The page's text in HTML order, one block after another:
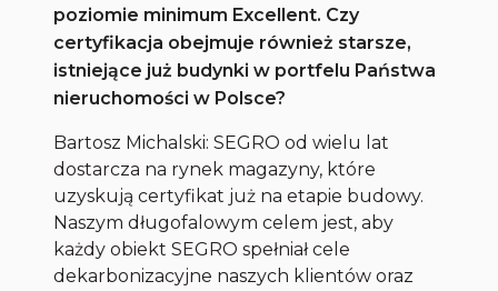
poziomie minimum Excellent. Czy
certyfikacja obejmuje również starsze,
istniejące już budynki w portfelu Państwa
nieruchomości w Polsce?
Bartosz Michalski: SEGRO od wielu lat
dostarcza na rynek magazyny, które
uzyskują certyfikat już na etapie budowy.
Naszym długofalowym celem jest, aby
każdy obiekt SEGRO spełniał cele
dekarbonizacyjne naszych klientów oraz